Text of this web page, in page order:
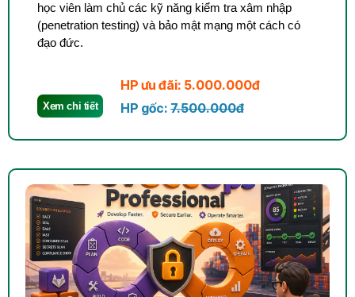
học viên làm chủ các kỹ năng kiểm tra xâm nhập
(penetration testing) và bảo mật mạng một cách có
đạo đức.
HP ưu đãi: 5.000.000đ
HP gốc: 7.500.000đ
Xem chi tiết